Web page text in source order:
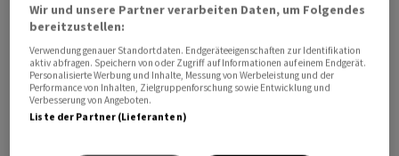
Starmer hatte stets betont, er strebe weder eine
Zollunion an. Starmers Mantra lautete stets, den Brexit
funktionsfähig machen zu wollen. Hintergrund ist die
Angst, Teile der traditionellen Labour-Wählerschaft zu
Allerdings erreichte er damit nicht die Mehrheit der
Wir und unsere Partner verarbeiten Daten, um Folgendes
bereitzustellen:
Verwendung genauer Standortdaten. Endgeräteeigenschaften zur Identifikation
aktiv abfragen. Speichern von oder Zugriff auf Informationen auf einem Endgerät.
Personalisierte Werbung und Inhalte, Messung von Werbeleistung und der
Performance von Inhalten, Zielgruppenforschung sowie Entwicklung und
Verbesserung von Angeboten.
Liste der Partner (Lieferanten)